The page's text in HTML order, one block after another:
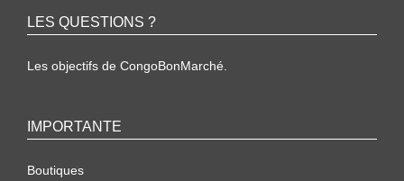
LES QUESTIONS ?
Les objectifs de CongoBonMarché.
IMPORTANTE
Boutiques